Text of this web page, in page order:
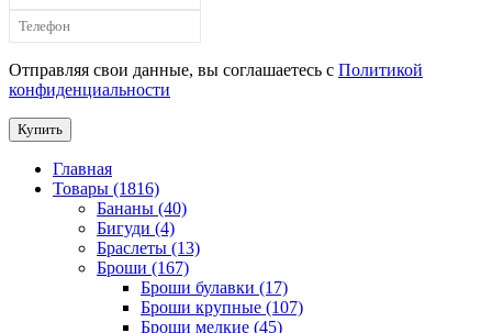
Отправляя свои данные, вы соглашаетесь с Политикой
конфиденциальности
Купить
Главная
Товары (1816)
Бананы (40)
Бигуди (4)
Браслеты (13)
Броши (167)
Броши булавки (17)
Броши крупные (107)
Броши мелкие (45)